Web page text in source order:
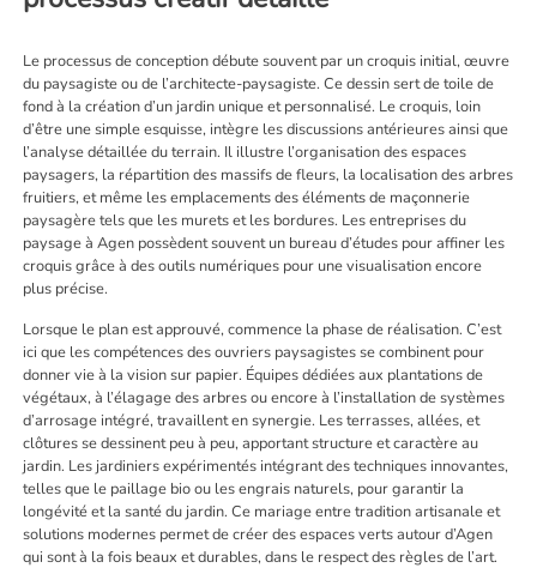
Le processus de conception débute souvent par un croquis initial, œuvre
du paysagiste ou de l’architecte-paysagiste. Ce dessin sert de toile de
fond à la création d’un jardin unique et personnalisé. Le croquis, loin
d’être une simple esquisse, intègre les discussions antérieures ainsi que
l’analyse détaillée du terrain. Il illustre l’organisation des espaces
paysagers, la répartition des massifs de fleurs, la localisation des arbres
fruitiers, et même les emplacements des éléments de maçonnerie
paysagère tels que les murets et les bordures. Les entreprises du
paysage à Agen possèdent souvent un bureau d’études pour affiner les
croquis grâce à des outils numériques pour une visualisation encore
plus précise.
Lorsque le plan est approuvé, commence la phase de réalisation. C’est
ici que les compétences des ouvriers paysagistes se combinent pour
donner vie à la vision sur papier. Équipes dédiées aux plantations de
végétaux, à l’élagage des arbres ou encore à l’installation de systèmes
d’arrosage intégré, travaillent en synergie. Les terrasses, allées, et
clôtures se dessinent peu à peu, apportant structure et caractère au
jardin. Les jardiniers expérimentés intégrant des techniques innovantes,
telles que le paillage bio ou les engrais naturels, pour garantir la
longévité et la santé du jardin. Ce mariage entre tradition artisanale et
solutions modernes permet de créer des espaces verts autour d’Agen
qui sont à la fois beaux et durables, dans le respect des règles de l’art.